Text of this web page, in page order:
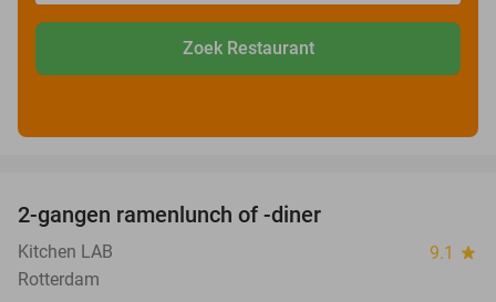
Zoek Restaurant
2-gangen ramenlunch of -diner
Kitchen LAB 9.1 star
Rotterdam